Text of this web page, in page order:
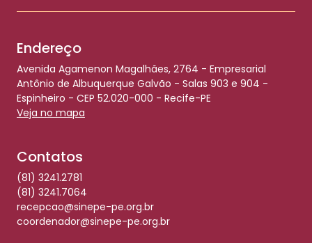
Endereço
Avenida Agamenon Magalhães, 2764 - Empresarial
Antônio de Albuquerque Galvão - Salas 903 e 904 -
Espinheiro - CEP 52.020-000 - Recife-PE
Veja no mapa
Contatos
(81) 3241.2781
(81) 3241.7064
recepcao@sinepe-pe.org.br
coordenador@sinepe-pe.org.br